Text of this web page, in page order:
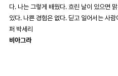
다. 나는 그렇게 배웠다. 흐린 날이 있으면
있다. 나쁜 경험은 없다. 딛고 일어서는 사
퍼 박세리
비아그라